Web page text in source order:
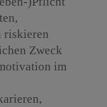
riskieren
Zweck
im